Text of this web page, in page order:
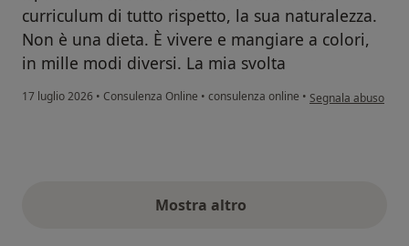
curriculum di tutto rispetto, la sua naturalezza.
Non è una dieta. È vivere e mangiare a colori,
in mille modi diversi. La mia svolta
17 luglio 2026 • Consulenza Online • consulenza online • secondo
Segnala abuso
Mostra altroopinioni di cui sopra